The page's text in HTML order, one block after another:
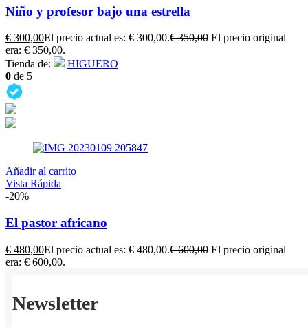
Niño y profesor bajo una estrella
€ 300,00El precio actual es: € 300,00.€350,00 El precio original
era: € 350,00.
Tienda de:
HIGUERO
0 de 5
Añadir al carrito
Vista Rápida
-20%
El pastor africano
€ 480,00El precio actual es: € 480,00.€600,00 El precio original
era: € 600,00.
Newsletter